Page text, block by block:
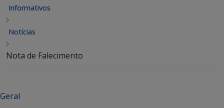
Informativos
Notícias
Nota de Falecimento
Geral